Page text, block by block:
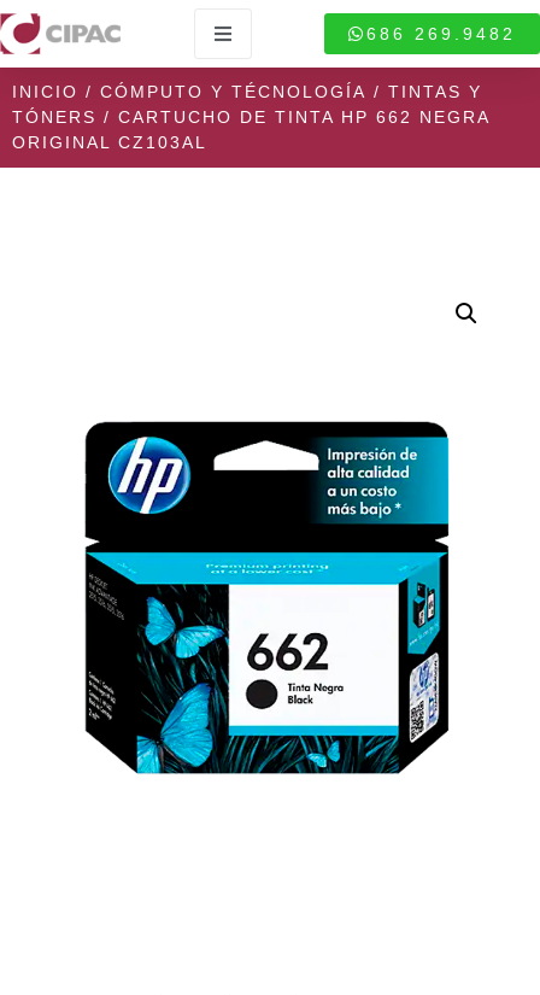
686 269.9482
INICIO / CÓMPUTO Y TÉCNOLOGÍA / TINTAS Y
TÓNERS / CARTUCHO DE TINTA HP 662 NEGRA
ORIGINAL CZ103AL